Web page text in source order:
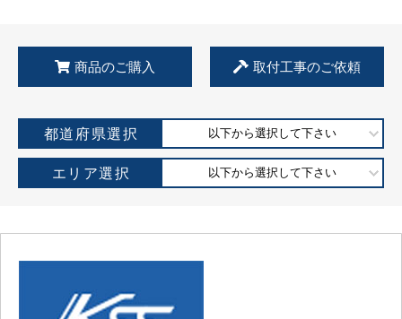
商品のご購入 取付工事のご依頼
都道府県選択 以下から選択して下さい
エリア選択 以下から選択して下さい